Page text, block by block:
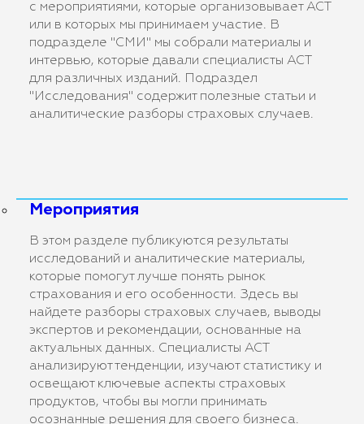
с мероприятиями, которые организовывает АСТ
или в которых мы принимаем участие. В
подразделе "СМИ" мы собрали материалы и
интервью, которые давали специалисты АСТ
для различных изданий. Подраздел
"Исследования" содержит полезные статьи и
аналитические разборы страховых случаев.
Мероприятия
В этом разделе публикуются результаты
исследований и аналитические материалы,
которые помогут лучше понять рынок
страхования и его особенности. Здесь вы
найдете разборы страховых случаев, выводы
экспертов и рекомендации, основанные на
актуальных данных. Специалисты АСТ
анализируют тенденции, изучают статистику и
освещают ключевые аспекты страховых
продуктов, чтобы вы могли принимать
осознанные решения для своего бизнеса.